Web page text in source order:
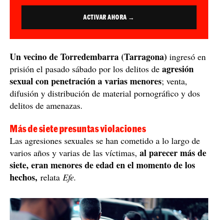
ACTIVAR AHORA →
Un vecino de Torredembarra (Tarragona) ingresó en
prisión el pasado sábado por los delitos de agresión
sexual con penetración a varias menores; venta,
difusión y distribución de material pornográfico y dos
delitos de amenazas.
Más de siete presuntas violaciones
Las agresiones sexuales se han cometido a lo largo de
varios años y varias de las víctimas, al parecer más de
siete, eran menores de edad en el momento de los
hechos, relata Efe.